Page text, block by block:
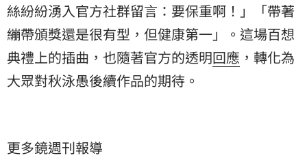
絲紛紛湧入官方社群留言：要保重啊！」「帶著
繃帶頒獎還是很有型，但健康第一」。這場百想
典禮上的插曲，也隨著官方的透明回應 ，轉化為
大眾對秋泳愚後續作品的期待。
更多鏡週刊報導